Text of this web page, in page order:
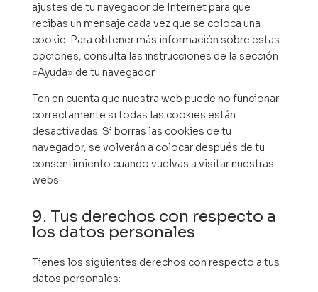
ajustes de tu navegador de Internet para que
recibas un mensaje cada vez que se coloca una
cookie. Para obtener más información sobre estas
opciones, consulta las instrucciones de la sección
«Ayuda» de tu navegador.
Ten en cuenta que nuestra web puede no funcionar
correctamente si todas las cookies están
desactivadas. Si borras las cookies de tu
navegador, se volverán a colocar después de tu
consentimiento cuando vuelvas a visitar nuestras
webs.
9. Tus derechos con respecto a
los datos personales
Tienes los siguientes derechos con respecto a tus
datos personales: